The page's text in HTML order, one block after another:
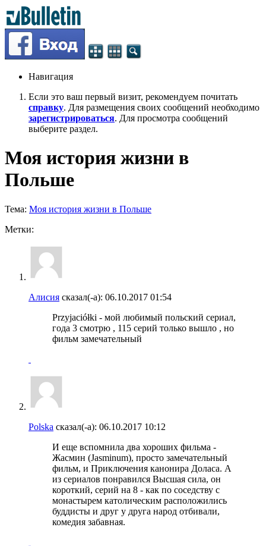
Навигация
Если это ваш первый визит, рекомендуем почитать
справку. Для размещения своих сообщений необходимо
зарегистрироваться. Для просмотра сообщений
выберите раздел.
Моя история жизни в
Польше
Тема: Моя история жизни в Польше
Метки:
Алисия сказал(-а): 06.10.2017 01:54
Przyjaciółki - мой любимый польский сериал,
года 3 смотрю , 115 серий только вышло , но
фильм замечательный
Polska сказал(-а): 06.10.2017 10:12
И еще вспомнила два хороших фильма -
Жасмин (Jasminum), просто замечательный
фильм, и Приключения канонира Доласа. А
из сериалов понравился Высшая сила, он
короткий, серий на 8 - как по соседству с
монастырем католическим расположились
буддисты и друг у друга народ отбивали,
комедия забавная.